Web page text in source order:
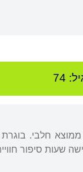
74
חלבי. בוגרת
שעות סיפור